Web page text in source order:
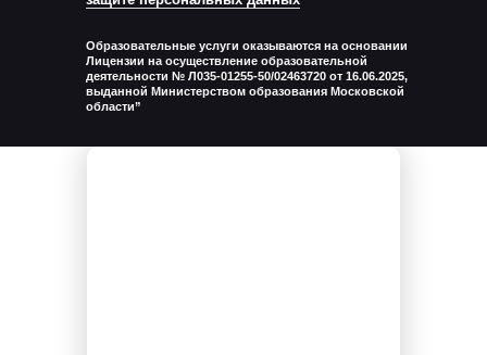
Образовательные услуги оказываются на основании
Лицензии на осуществление образовательной
деятельности № Л035-01255-50/02463720 от 16.06.2025,
выданной Министерством образования Московской
области”